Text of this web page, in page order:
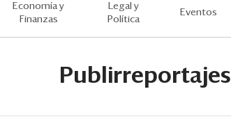
Economía y
Finanzas
Legal y
Política
Eventos
Publirreportajes